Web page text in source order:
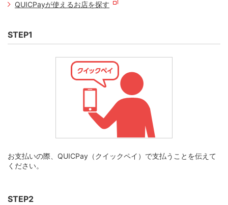
QUICPayが使えるお店を探す
STEP1
お支払いの際、QUICPay（クイックペイ）で支払うことを伝えて
ください。
STEP2